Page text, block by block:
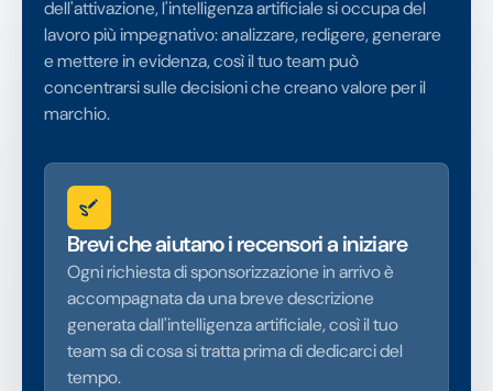
dell'attivazione, l'intelligenza artificiale si occupa del
lavoro più impegnativo: analizzare, redigere, generare
e mettere in evidenza, così il tuo team può
concentrarsi sulle decisioni che creano valore per il
marchio.
Brevi che aiutano i recensori a iniziare
Ogni richiesta di sponsorizzazione in arrivo è
accompagnata da una breve descrizione
generata dall'intelligenza artificiale, così il tuo
team sa di cosa si tratta prima di dedicarci del
tempo.